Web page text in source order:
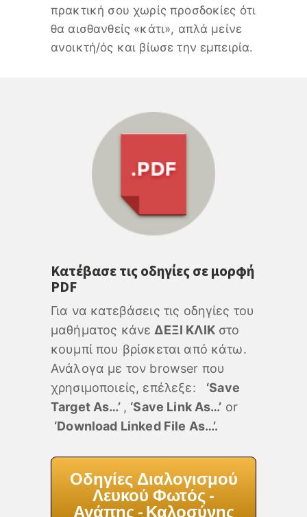
πρακτική σου χωρίς προσδοκίες ότι
θα αισθανθείς «κάτι», απλά μείνε
ανοικτή/ός και βίωσε την εμπειρία.
Κατέβασε τις οδηγίες σε μορφή
PDF
Για να κατεβάσεις τις οδηγίες του
μαθήματος κάνεΔΕΞΙ ΚΛΙΚστο
κουμπί που βρίσκεται από κάτω.
Ανάλογα με τον browser που
χρησιμοποιείς, επέλεξε: ‘Save
Target As…’ , ‘Save Link As…’ or
‘Download Linked File As…’.
Οδηγίες Διαλογισμού
Λευκού Φωτός -
Αγάπης - Καλοσύνης